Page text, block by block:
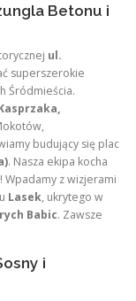
Betonu i
ul.
superszerokie
Śródmieścia.
budujący się plac
. Nasza ekipa kocha
Wpadamy z wizjerami
Lasek, ukrytego w
Babic. Zawsze
i